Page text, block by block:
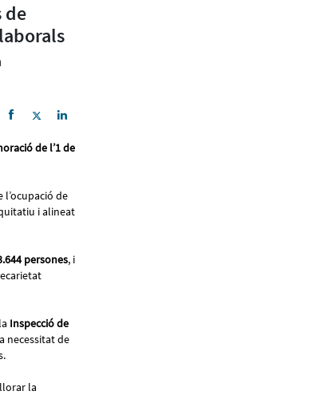
de
de l’1 de
de
i alineat
persones, i
Inspecció de
necessitat de
la